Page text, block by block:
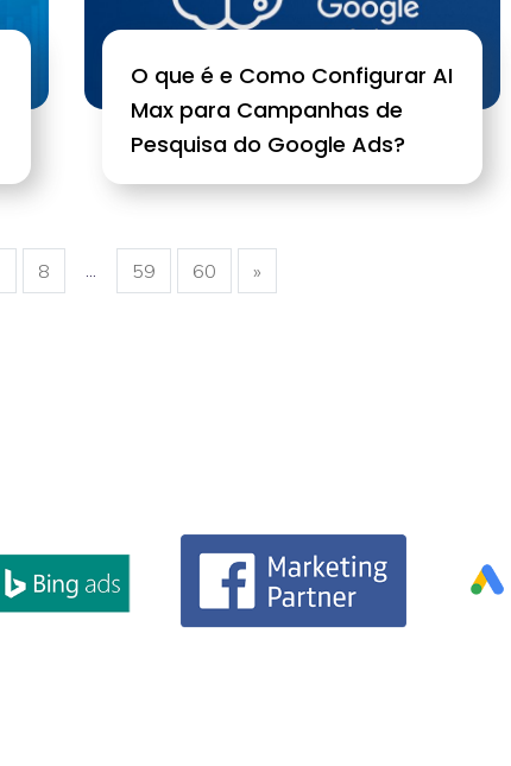
O que é e Como Configurar AI
Max para Campanhas de
Pesquisa do Google Ads?
8 59 60 »